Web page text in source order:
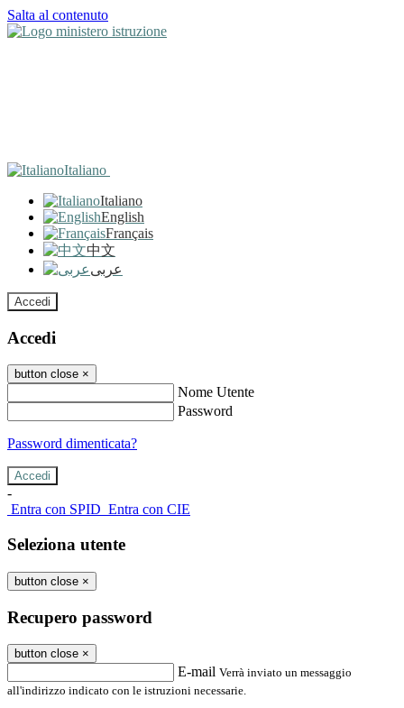
Salta al contenuto
Italiano
Italiano
English
Français
中文
عربى
Accedi
Accedi
button close ×
Nome Utente
Password
Password dimenticata?
-
Entra con SPID Entra con CIE
Seleziona utente
button close ×
Recupero password
button close ×
E-mail Verrà inviato un messaggio
all'indirizzo indicato con le istruzioni necessarie.